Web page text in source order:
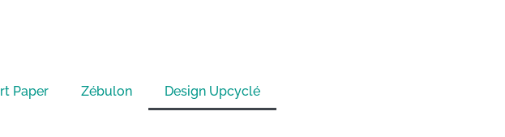
Paper Zébulon Design Upcyclé